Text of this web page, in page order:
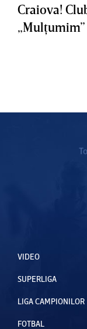
Craiova!
„Mulţumim”
VIDEO
SUPERLIGA
LIGA CAMPIONILOR
FOTBAL